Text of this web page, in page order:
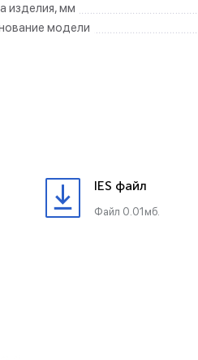
изделия, мм
модели
IES файл
Файл 0.01мб.